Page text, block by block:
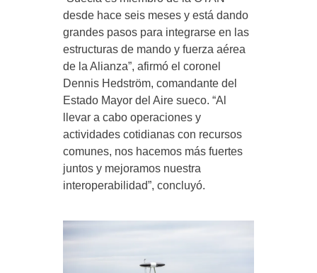
desde hace seis meses y está dando
grandes pasos para integrarse en las
estructuras de mando y fuerza aérea
de la Alianza”, afirmó el coronel
Dennis Hedström, comandante del
Estado Mayor del Aire sueco. “Al
llevar a cabo operaciones y
actividades cotidianas con recursos
comunes, nos hacemos más fuertes
juntos y mejoramos nuestra
interoperabilidad”, concluyó.